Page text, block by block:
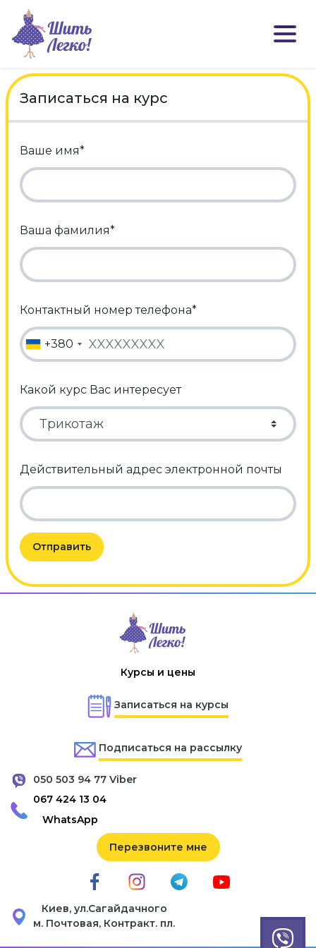
Записаться на курс
Ваше имя*
Ваша фамилия*
Контактный номер телефона*
+380
Какой курс Вас интересует
Действительный адрес электронной почты
Отправить
Курсы и цены
Записаться на курсы
Подписаться на рассылку
050 503 94 77 Viber
067 424 13 04
WhatsApp
Перезвоните мне
Киев, ул.Сагайдачного
м. Почтовая, Контракт. пл.